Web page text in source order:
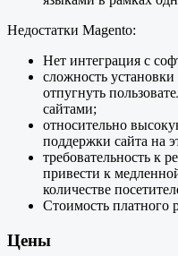
Недостатки Magento:
Нет интеграция с
сложность
отпугнуть
сайтами;
относительно
поддержки сайта на
требовательность к
привести к
количестве
Стоимость
Цены